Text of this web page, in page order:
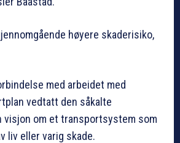
høyere skaderisiko,
med arbeidet med
vedtatt den såkalte
visjon om et transportsystem som
liv eller varig skade.